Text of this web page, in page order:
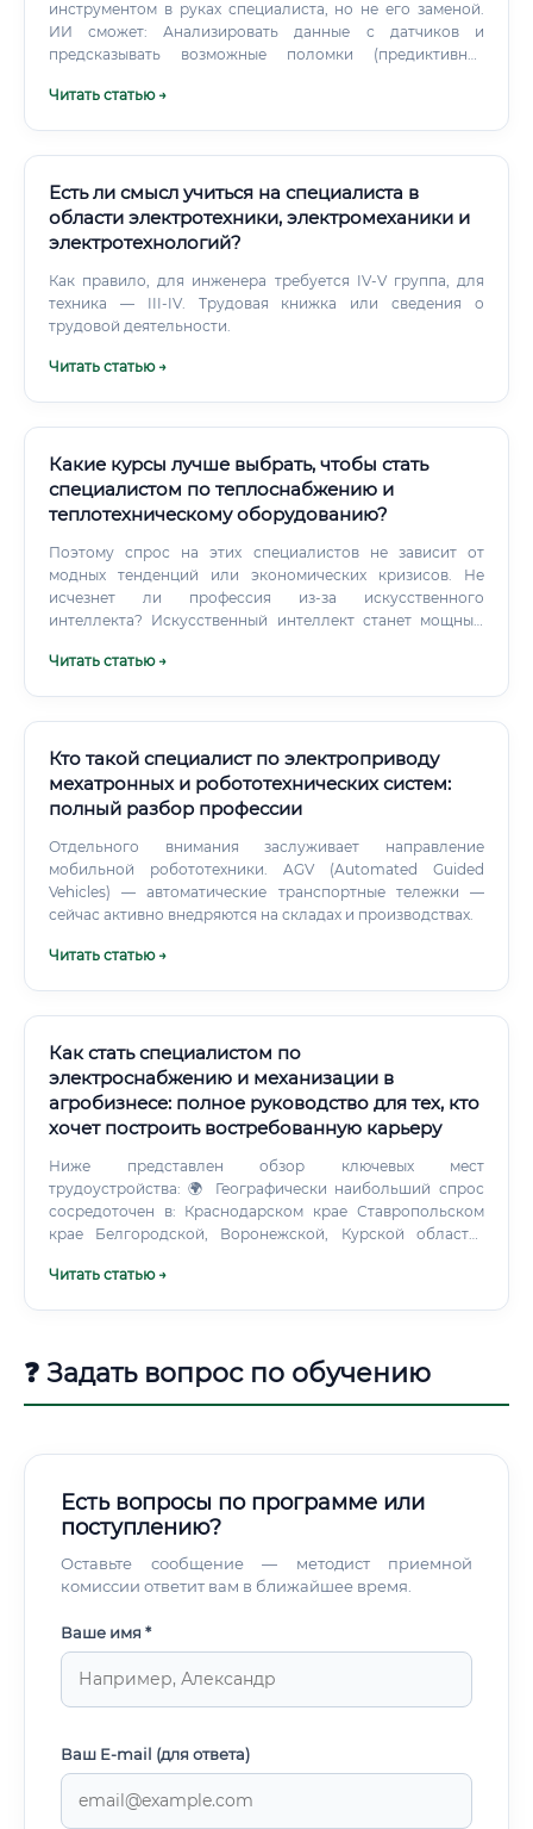
инструментом в руках специалиста, но не его заменой.
ИИ сможет: Анализировать данные с датчиков и
предсказывать возможные поломки (предиктивная
электроэнергии в зависимости от погоды, времени суток
Читать статью →
Есть ли смысл учиться на специалиста в
области электротехники, электромеханики и
электротехнологий?
Как правило, для инженера требуется IV-V группа, для
техника — III-IV. Трудовая книжка или сведения о
трудовой деятельности.
Читать статью →
Какие курсы лучше выбрать, чтобы стать
специалистом по теплоснабжению и
теплотехническому оборудованию?
Поэтому спрос на этих специалистов не зависит от
модных тенденций или экономических кризисов. Не
исчезнет ли профессия из-за искусственного
интеллекта? Искусственный интеллект станет мощным
Читать статью →
Кто такой специалист по электроприводу
мехатронных и робототехнических систем:
полный разбор профессии
Отдельного внимания заслуживает направление
мобильной робототехники. AGV (Automated Guided
Vehicles) — автоматические транспортные тележки —
сейчас активно внедряются на складах и производствах.
Читать статью →
Как стать специалистом по
электроснабжению и механизации в
агробизнесе: полное руководство для тех, кто
хочет построить востребованную карьеру
Ниже представлен обзор ключевых мест
трудоустройства: 🌍 Географически наибольший спрос
сосредоточен в: Краснодарском крае Ставропольском
крае Белгородской, Воронежской, Курской областях
Уровень заработной платы: от новичка до эксперта 💰
Зарплата по регионам России ⚠️ Дополнительно к
окладу многие работодатели предлагают: служебное
пошаговый план ✅ Вход в профессию реален даже без
Читать статью →
❓ Задать вопрос по обучению
Есть вопросы по программе или
поступлению?
Оставьте сообщение — методист приемной
комиссии ответит вам в ближайшее время.
Ваше имя *
Ваш E-mail (для ответа)